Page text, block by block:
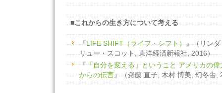
■これからの生き方について考える
『LIFE SHIFT（ライフ・シフト）』（リン
リュー・スコット, 東洋経済新報社, 2016）
『「自分を変える」ということ アメリカの
からの伝言』（齋藤 直子, 木村 博美, 幻冬舎,